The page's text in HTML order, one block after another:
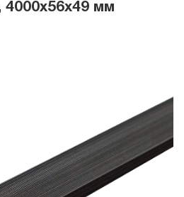
4000х56х49 мм